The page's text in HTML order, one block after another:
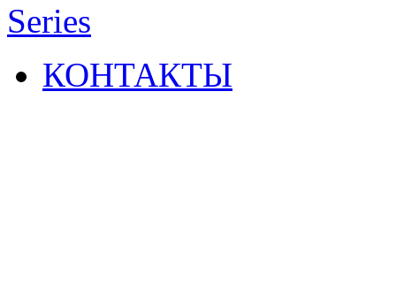
Series
КОНТАКТЫ